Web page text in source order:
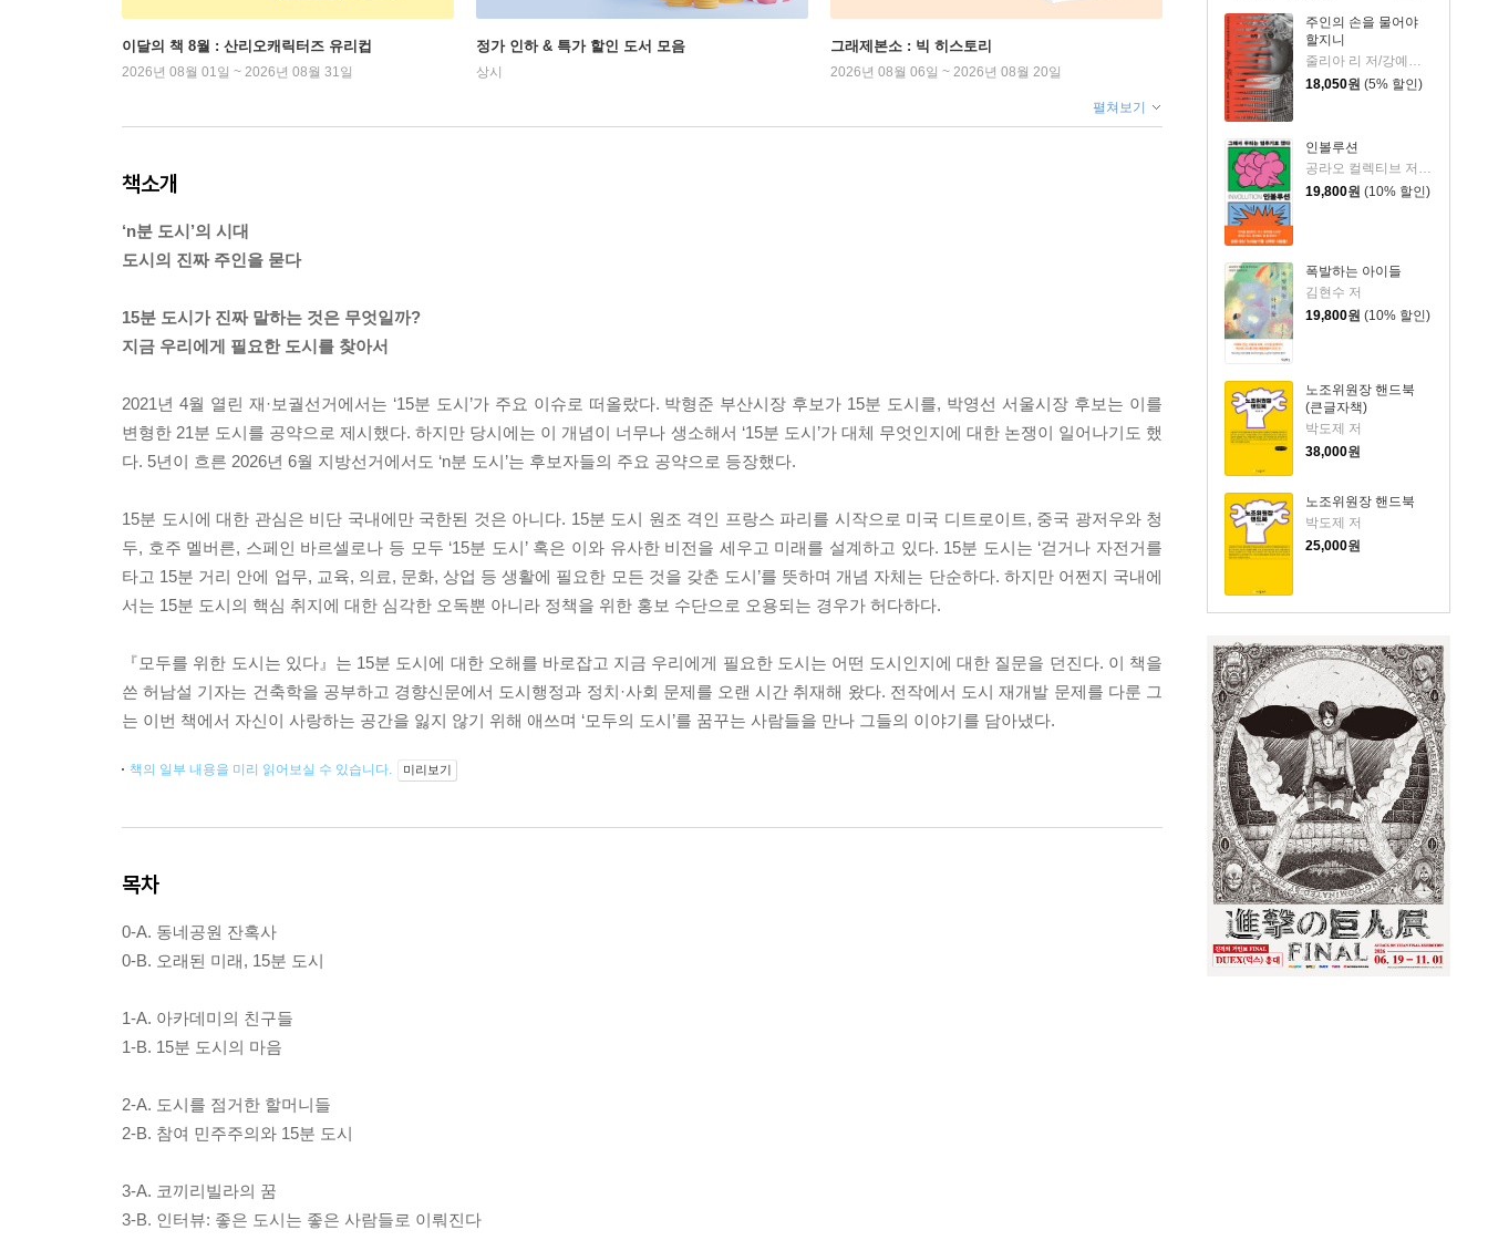
주인의 손을 물어야
할지니
줄리아 리 저/강예은,문지영 역
18,050원 (5% 할인)
인볼루션
19,800원 (10% 할인)
폭발하는 아이들
김현수 저
19,800원 (10% 할인)
노조위원장 핸드북
(큰글자책)
박도제 저
38,000원
노조위원장 핸드북
박도제 저
25,000원
이달의 책 8월 : 산리오캐릭터즈 유리컵
2026년 08월 01일 ~ 2026년 08월 31일
정가 인하 & 특가 할인 도서 모음
상시
그래제본소 : 빅 히스토리
2026년 08월 06일 ~ 2026년 08월 20일
펼쳐보기
책소개
‘n분 도시’의 시대
도시의 진짜 주인을 묻다
15분 도시가 진짜 말하는 것은 무엇일까?
지금 우리에게 필요한 도시를 찾아서
2021년 4월 열린 재·보궐선거에서는 ‘15분 도시’가 주요 이슈로 떠올랐다. 박형준 부산시장 후보가 15분 도시를, 박영선 서울시장 후보는 이를
변형한 21분 도시를 공약으로 제시했다. 하지만 당시에는 이 개념이 너무나 생소해서 ‘15분 도시’가 대체 무엇인지에 대한 논쟁이 일어나기도 했
다. 5년이 흐른 2026년 6월 지방선거에서도 ‘n분 도시’는 후보자들의 주요 공약으로 등장했다.
15분 도시에 대한 관심은 비단 국내에만 국한된 것은 아니다. 15분 도시 원조 격인 프랑스 파리를 시작으로 미국 디트로이트, 중국 광저우와 청
두, 호주 멜버른, 스페인 바르셀로나 등 모두 ‘15분 도시’ 혹은 이와 유사한 비전을 세우고 미래를 설계하고 있다. 15분 도시는 ‘걷거나 자전거를
타고 15분 거리 안에 업무, 교육, 의료, 문화, 상업 등 생활에 필요한 모든 것을 갖춘 도시’를 뜻하며 개념 자체는 단순하다. 하지만 어쩐지 국내에
서는 15분 도시의 핵심 취지에 대한 심각한 오독뿐 아니라 정책을 위한 홍보 수단으로 오용되는 경우가 허다하다.
『모두를 위한 도시는 있다』는 15분 도시에 대한 오해를 바로잡고 지금 우리에게 필요한 도시는 어떤 도시인지에 대한 질문을 던진다. 이 책을
쓴 허남설 기자는 건축학을 공부하고 경향신문에서 도시행정과 정치·사회 문제를 오랜 시간 취재해 왔다. 전작에서 도시 재개발 문제를 다룬 그
는 이번 책에서 자신이 사랑하는 공간을 잃지 않기 위해 애쓰며 ‘모두의 도시’를 꿈꾸는 사람들을 만나 그들의 이야기를 담아냈다.
책의 일부 내용을 미리 읽어보실 수 있습니다. 미리보기
목차
0-A. 동네공원 잔혹사
0-B. 오래된 미래, 15분 도시
1-A. 아카데미의 친구들
1-B. 15분 도시의 마음
2-A. 도시를 점거한 할머니들
2-B. 참여 민주주의와 15분 도시
3-A. 코끼리빌라의 꿈
3-B. 인터뷰: 좋은 도시는 좋은 사람들로 이뤄진다